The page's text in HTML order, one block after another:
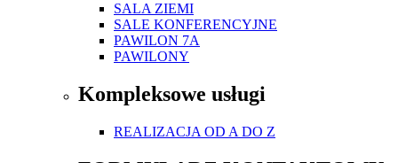
SALA ZIEMI
SALE KONFERENCYJNE
PAWILON 7A
PAWILONY
Kompleksowe usługi
REALIZACJA OD A DO Z